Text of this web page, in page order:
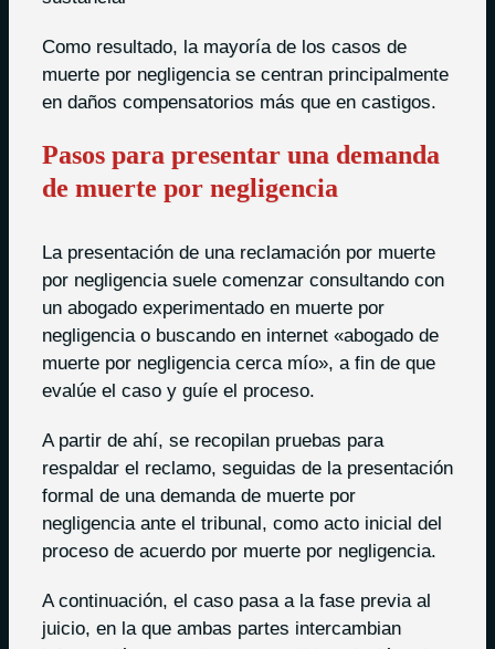
Como resultado, la mayoría de los casos de
muerte por negligencia se centran principalmente
en daños compensatorios más que en castigos.
Pasos para presentar una demanda
de muerte por negligencia
La presentación de una reclamación por muerte
por negligencia suele comenzar consultando con
un abogado experimentado en muerte por
negligencia o buscando en internet «abogado de
muerte por negligencia cerca mío», a fin de que
evalúe el caso y guíe el proceso.
A partir de ahí, se recopilan pruebas para
respaldar el reclamo, seguidas de la presentación
formal de una demanda de muerte por
negligencia ante el tribunal, como acto inicial del
proceso de acuerdo por muerte por negligencia.
A continuación, el caso pasa a la fase previa al
juicio, en la que ambas partes intercambian